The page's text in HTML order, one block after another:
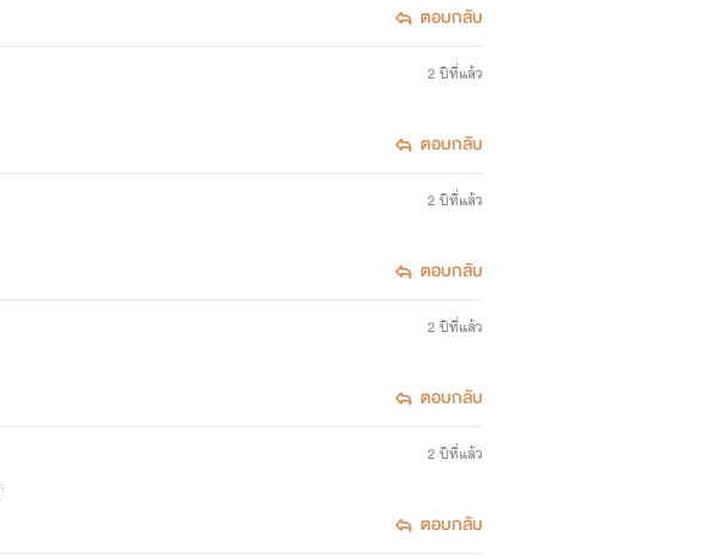
ตอบกลับ
2 ปีที่แล้ว
ตอบกลับ
2 ปีที่แล้ว
ตอบกลับ
2 ปีที่แล้ว
ตอบกลับ
2 ปีที่แล้ว
ตอบกลับ